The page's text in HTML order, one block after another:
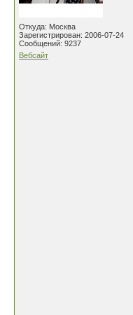
Откуда: Москва
Зарегистрирован: 2006-07-24
Сообщений: 9237
Вебсайт